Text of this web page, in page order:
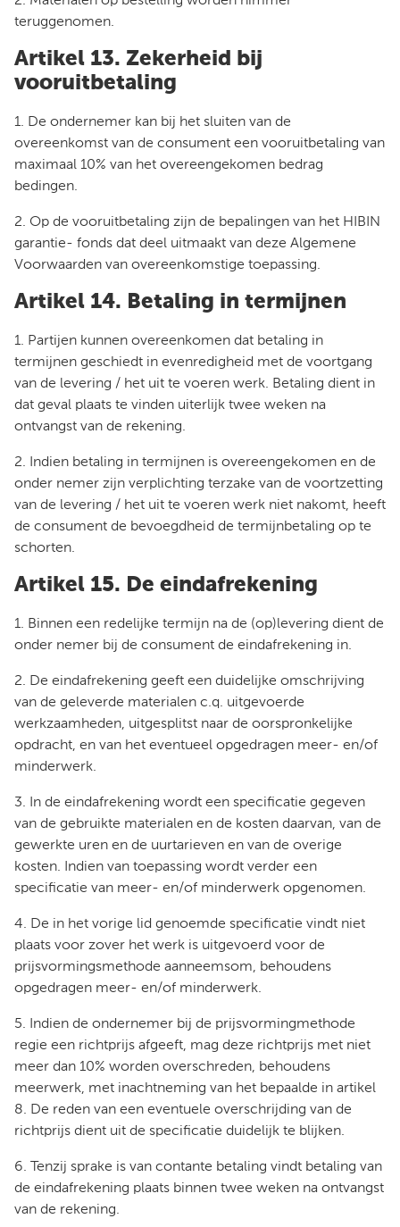
teruggenomen.
Artikel 13. Zekerheid bij
vooruitbetaling
1. De ondernemer kan bij het sluiten van de
overeenkomst van de consument een vooruitbetaling van
maximaal 10% van het overeengekomen bedrag
bedingen.
2. Op de vooruitbetaling zijn de bepalingen van het HIBIN
garantie- fonds dat deel uitmaakt van deze Algemene
Voorwaarden van overeenkomstige toepassing.
Artikel 14. Betaling in termijnen
1. Partijen kunnen overeenkomen dat betaling in
termijnen geschiedt in evenredigheid met de voortgang
van de levering / het uit te voeren werk. Betaling dient in
dat geval plaats te vinden uiterlijk twee weken na
ontvangst van de rekening.
2. Indien betaling in termijnen is overeengekomen en de
onder nemer zijn verplichting terzake van de voortzetting
van de levering / het uit te voeren werk niet nakomt, heeft
de consument de bevoegdheid de termijnbetaling op te
schorten.
Artikel 15. De eindafrekening
1. Binnen een redelijke termijn na de (op)levering dient de
onder nemer bij de consument de eindafrekening in.
2. De eindafrekening geeft een duidelijke omschrijving
van de geleverde materialen c.q. uitgevoerde
werkzaamheden, uitgesplitst naar de oorspronkelijke
opdracht, en van het eventueel opgedragen meer- en/of
minderwerk.
3. In de eindafrekening wordt een specificatie gegeven
van de gebruikte materialen en de kosten daarvan, van de
gewerkte uren en de uurtarieven en van de overige
kosten. Indien van toepassing wordt verder een
specificatie van meer- en/of minderwerk opgenomen.
4. De in het vorige lid genoemde specificatie vindt niet
plaats voor zover het werk is uitgevoerd voor de
prijsvormingsmethode aanneemsom, behoudens
opgedragen meer- en/of minderwerk.
5. Indien de ondernemer bij de prijsvormingmethode
regie een richtprijs afgeeft, mag deze richtprijs met niet
meer dan 10% worden overschreden, behoudens
meerwerk, met inachtneming van het bepaalde in artikel
8. De reden van een eventuele overschrijding van de
richtprijs dient uit de specificatie duidelijk te blijken.
6. Tenzij sprake is van contante betaling vindt betaling van
de eindafrekening plaats binnen twee weken na ontvangst
van de rekening.